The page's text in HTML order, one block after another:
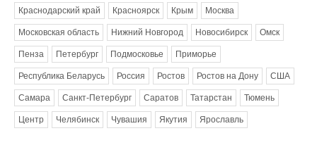
Краснодарский край Красноярск Крым Москва
Московская область Нижний Новгород Новосибирск Омск
Пенза Петербург Подмосковье Приморье
Республика Беларусь Россия Ростов Ростов на Дону США
Самара Санкт-Петербург Саратов Татарстан Тюмень
Центр Челябинск Чувашия Якутия Ярославль